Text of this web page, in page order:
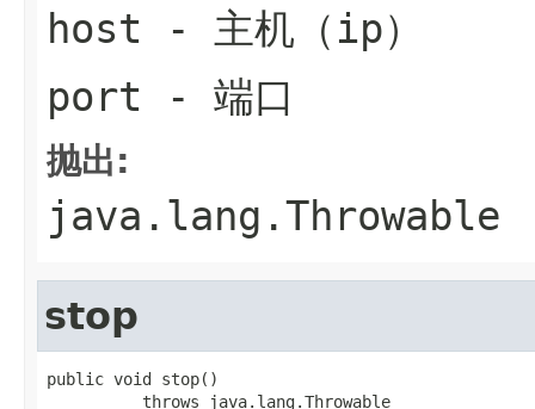
host - 主机（ip）
port - 端口
抛出:
java.lang.Throwable
stop
public void stop()
          throws java.lang.Throwable